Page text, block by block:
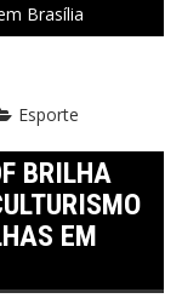
Brasília
Esporte
BRILHA
EM